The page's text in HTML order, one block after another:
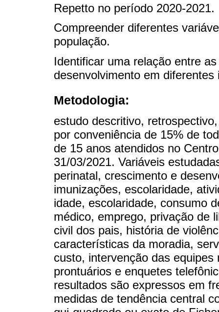
Repetto no período 2020-2021.
Compreender diferentes
população.
Identificar uma relação entre
desenvolvimento em diferentes
Metodologia:
estudo descritivo,
por conveniência de 15% de
de 15 anos atendidos no
31/03/2021. Variáveis
perinatal, crescimento e
imunizações, escolaridade,
idade, escolaridade, consumo
médico, emprego, privação de
civil dos pais, história de
características da moradia,
custo, intervenção das
prontuários e enquetes
resultados são expressos em
medidas de tendência central